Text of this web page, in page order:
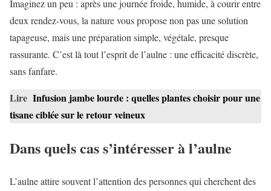
Imaginez un peu : après une journée froide, humide, à courir entre
deux rendez-vous, la nature vous propose non pas une solution
tapageuse, mais une préparation simple, végétale, presque
rassurante. C’est là tout l’esprit de l’aulne : une efficacité discrète,
sans fanfare.
Lire Infusion jambe lourde : quelles plantes choisir pour une
tisane ciblée sur le retour veineux
Dans quels cas s’intéresser à l’aulne
L’aulne attire souvent l’attention des personnes qui cherchent des